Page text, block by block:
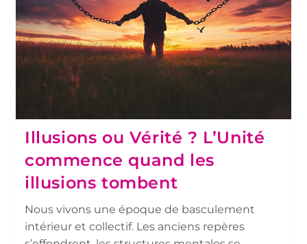
Illusions ou Vérité ? L’Unité
commence quand les
illusions tombent
Nous vivons une époque de basculement
intérieur et collectif. Les anciens repères